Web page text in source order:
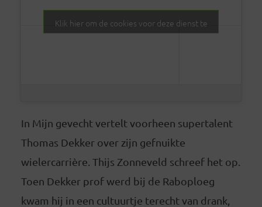
Klik hier om de cookies voor deze dienst te
accepteren
In Mijn gevecht vertelt voorheen supertalent
Thomas Dekker over zijn gefnuikte
wielercarrière. Thijs Zonneveld schreef het op.
Toen Dekker prof werd bij de Raboploeg
kwam hij in een cultuurtje terecht van drank,